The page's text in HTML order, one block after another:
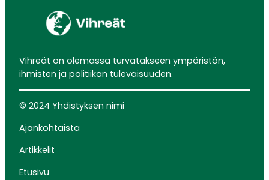
Vihreät on olemassa turvatakseen ympäristön,
ihmisten ja politiikan tulevaisuuden.
© 2024 Yhdistyksen nimi
Ajankohtaista
Artikkelit
Etusivu